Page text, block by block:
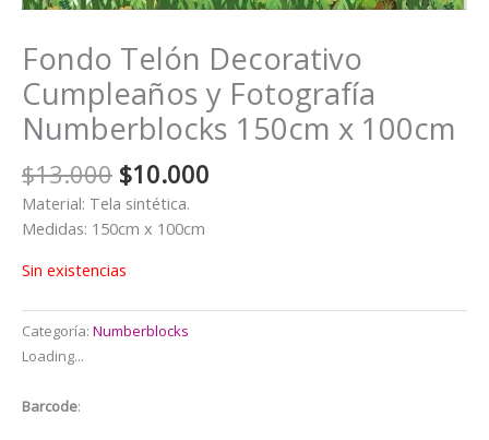
Fondo Telón Decorativo
Cumpleaños y Fotografía
Numberblocks 150cm x 100cm
$13.000 El
precio
original
$13.000.
$10.000
Material: Tela sintética.
Medidas: 150cm x 100cm
Sin existencias
Categoría: Numberblocks
Loading...
Barcode: